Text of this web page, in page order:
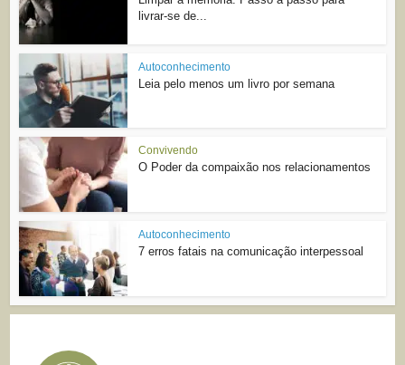
livrar-se de...
Autoconhecimento
Leia pelo menos um livro por semana
Convivendo
O Poder da compaixão nos relacionamentos
Autoconhecimento
7 erros fatais na comunicação interpessoal